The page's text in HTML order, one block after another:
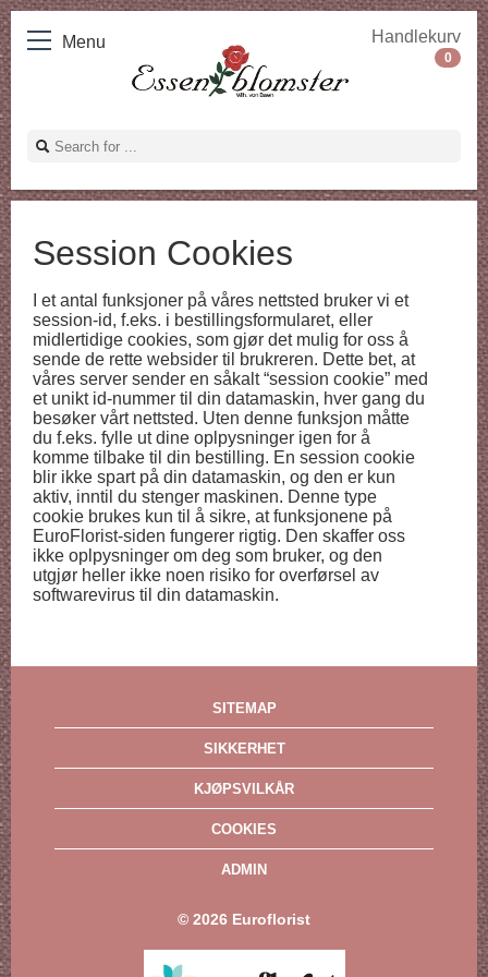
Menu Handlekurv
0
Session Cookies
I et antal funksjoner på våres nettsted bruker vi et
session-id, f.eks. i bestillingsformularet, eller
midlertidige cookies, som gjør det mulig for oss å
sende de rette websider til brukreren. Dette bet, at
våres server sender en såkalt “session cookie” med
et unikt id-nummer til din datamaskin, hver gang du
besøker vårt nettsted. Uten denne funksjon måtte
du f.eks. fylle ut dine oplpysninger igen for å
komme tilbake til din bestilling. En session cookie
blir ikke spart på din datamaskin, og den er kun
aktiv, inntil du stenger maskinen. Denne type
cookie brukes kun til å sikre, at funksjonene på
EuroFlorist-siden fungerer rigtig. Den skaffer oss
ikke oplpysninger om deg som bruker, og den
utgjør heller ikke noen risiko for overførsel av
softwarevirus til din datamaskin.
© 2026 Euroflorist
SITEMAP
SIKKERHET
KJØPSVILKÅR
COOKIES
ADMIN